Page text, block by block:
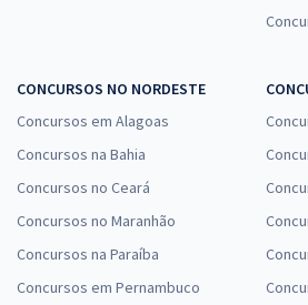
CONCURSOS NO NORDESTE
Concursos em Alagoas
Concursos na Bahia
Concursos no Ceará
Concursos no Maranhão
Concursos na Paraíba
Concursos em Pernambuco